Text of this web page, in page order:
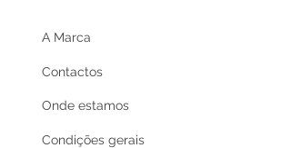
A Marca
Contactos
Onde estamos
Condições gerais